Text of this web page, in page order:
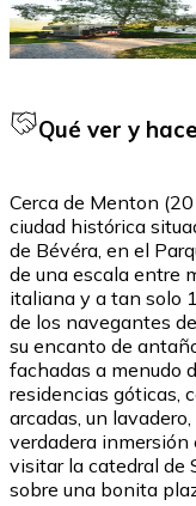
Qué ver y
Cerca de Menton
ciudad histórica
de Bévéra, en el
de una escala entre
italiana y a tan solo
de los navegantes
su encanto de
fachadas a menudo
residencias góticas,
arcadas, un
verdadera inmersión
visitar la catedral de
sobre una bonita